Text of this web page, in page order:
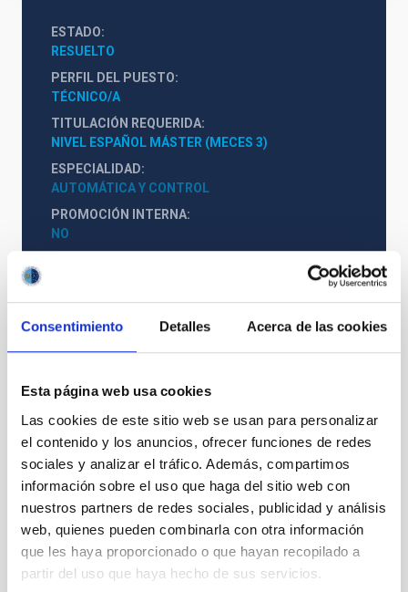
Consentimiento Detalles Acerca de las cookies
Esta página web usa cookies
Las cookies de este sitio web se usan para personalizar
el contenido y los anuncios, ofrecer funciones de redes
sociales y analizar el tráfico. Además, compartimos
información sobre el uso que haga del sitio web con
nuestros partners de redes sociales, publicidad y análisis
web, quienes pueden combinarla con otra información
que les haya proporcionado o que hayan recopilado a
partir del uso que haya hecho de sus servicios.
ESTADO
RESUELTO
PERFIL DEL PUESTO
TÉCNICO/A
TITULACIÓN REQUERIDA
NIVEL ESPAÑOL MÁSTER (MECES 3)
ESPECIALIDAD
AUTOMÁTICA Y CONTROL
PROMOCIÓN INTERNA
NO
ANEXO III SOLICITUD